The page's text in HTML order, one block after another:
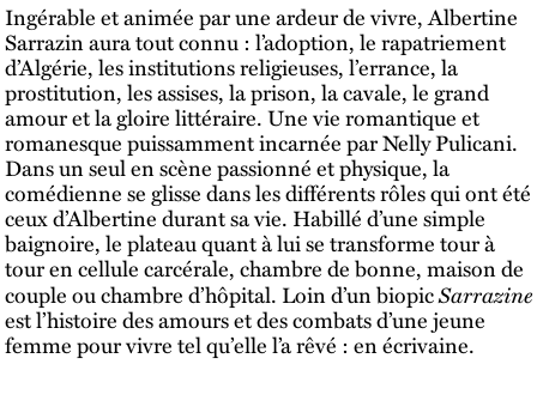
Ingérable et animée par une ardeur de vivre, Albertine
Sarrazin aura tout connu : l’adoption, le rapatriement
d’Algérie, les institutions religieuses, l’errance, la
prostitution, les assises, la prison, la cavale, le grand
amour et la gloire littéraire. Une vie romantique et
romanesque puissamment incarnée par Nelly Pulicani.
Dans un seul en scène passionné et physique, la
comédienne se glisse dans les différents rôles qui ont été
ceux d’Albertine durant sa vie. Habillé d’une simple
baignoire, le plateau quant à lui se transforme tour à
tour en cellule carcérale, chambre de bonne, maison de
couple ou chambre d’hôpital. Loin d’un biopicSarrazine
est l’histoire des amours et des combats d’une jeune
femme pour vivre tel qu’elle l’a rêvé : en écrivaine.